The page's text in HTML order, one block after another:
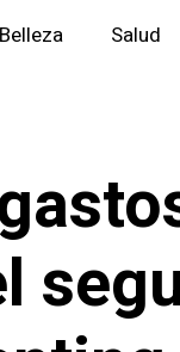
Belleza Salud